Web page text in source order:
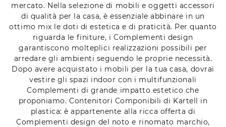
mercato. Nella selezione di mobili e oggetti accessori
di qualità per la casa, è essenziale abbinare in un
ottimo mix le doti di estetica e di praticità. Per quanto
riguarda le finiture, i Complementi design
garantiscono molteplici realizzazioni possibili per
arredare gli ambienti seguendo le proprie necessità.
Dopo avere acquistato i mobili per la tua casa, dovrai
vestire gli spazi indoor con i multifunzionali
Complementi di grande impatto estetico che
proponiamo. Contenitori Componibili di Kartell in
plastica: è appartenente alla ricca offerta di
Complementi design del noto e rinomato marchio,